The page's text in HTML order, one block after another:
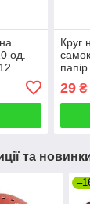
од.
Круг
29₴
та